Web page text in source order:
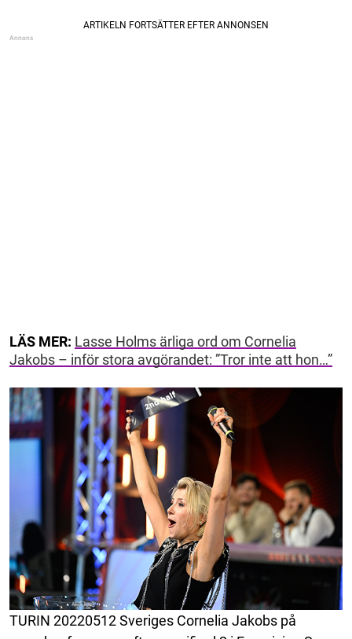
LÄS MER: Lasse Holms ärliga ord om Cornelia
Jakobs – inför stora avgörandet: ”Tror inte att hon…”
TURIN 20220512 Sveriges Cornelia Jakobs på